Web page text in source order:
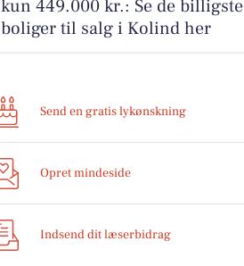
kun 449.000 kr.: Se de billigste
boliger til salg i Kolind her
Send en gratis lykønskning
Opret mindeside
Indsend dit læserbidrag